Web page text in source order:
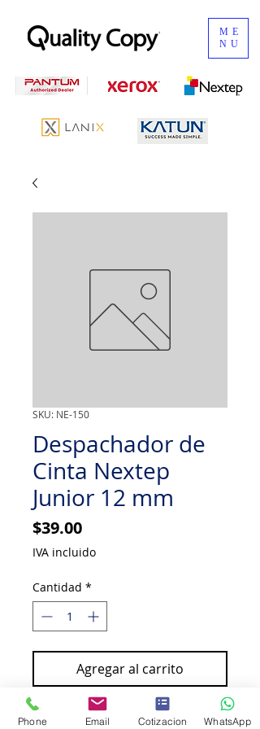
ME
NU
SKU: NE-150
Despachador de
Cinta Nextep
Junior 12 mm
$39.00Precio
IVA incluido
Cantidad *
Agregar al carrito
Comprar ahora
Phone Email Cotizacion WhatsApp